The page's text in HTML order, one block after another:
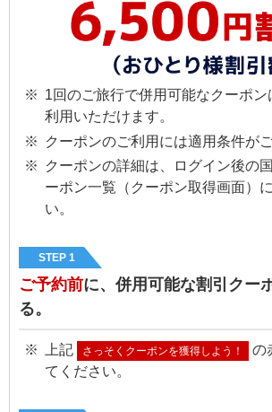
1回のご旅行で併用可能なクーポ
利用いただけます。
クーポンのご利用には適用条件が
クーポンの詳細は、ログイン後の
ーポン一覧（クーポン取得画面）
い。
STEP 1
ご予約前に、併用可能な割引クー
る。
上記 さっそくクーポンを獲得しよう！
の
てください。